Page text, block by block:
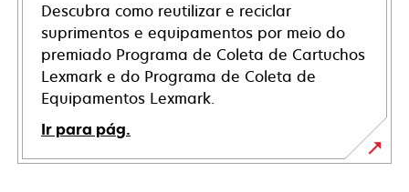
Descubra como reutilizar e reciclar
suprimentos e equipamentos por meio do
premiado Programa de Coleta de Cartuchos
Lexmark e do Programa de Coleta de
Equipamentos Lexmark.
Ir para pág.